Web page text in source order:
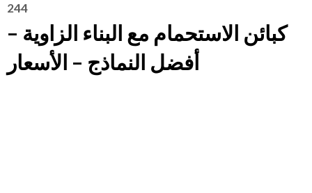
244
كبائن الاستحمام مع البناء الزاوية –
أفضل النماذج – الأسعار